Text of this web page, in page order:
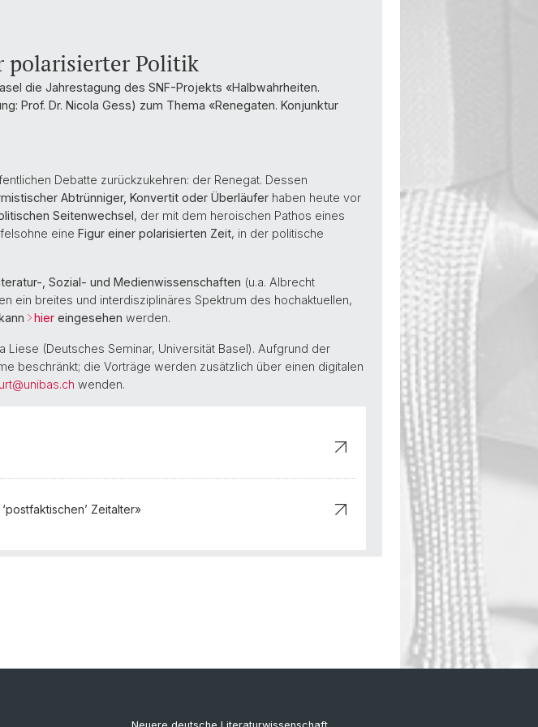
polarisierter Politik
die Jahrestagung des SNF-Projekts «Halbwahrheiten.
Prof. Dr. Nicola Gess) zum Thema «Renegaten. Konjunktur
Debatte zurückzukehren: der Renegat. Dessen
Abtrünniger, Konvertit oder Überläufer haben heute vor
Seitenwechsel, der mit dem heroischen Pathos eines
eine Figur einer polarisierten Zeit, in der politische
, Sozial- und Medienwissenschaften (u.a. Albrecht
ein breites und interdisziplinäres Spektrum des hochaktuellen,
hier eingesehen werden.
(Deutsches Seminar, Universität Basel). Aufgrund der
beschränkt; die Vorträge werden zusätzlich über einen digitalen
unibas.ch wenden.
Zeitalter»